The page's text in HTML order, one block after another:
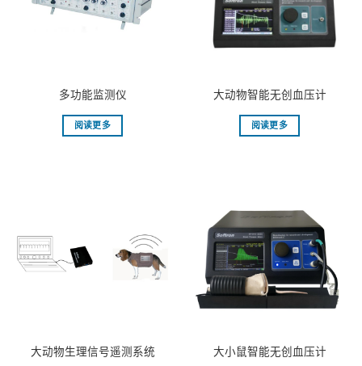
多功能监测仪
阅读更多
大动物智能无创血压计
阅读更多
大动物生理信号遥测系统 大小鼠智能无创血压计